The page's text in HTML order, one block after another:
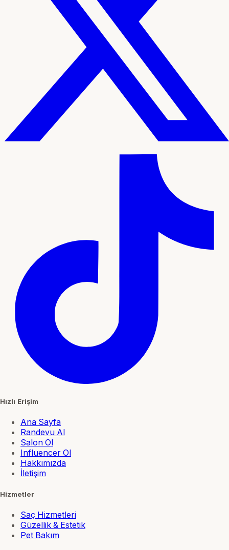
Hızlı Erişim
Ana Sayfa
Randevu Al
Salon Ol
Influencer Ol
Hakkımızda
İletişim
Hizmetler
Saç Hizmetleri
Güzellik & Estetik
Pet Bakım